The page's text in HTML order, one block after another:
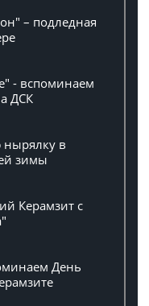
– подледная
- вспоминаем
ДСК
в
зимы
Керамзит с
День